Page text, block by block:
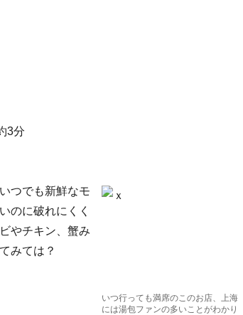
3分
いつ行っても満席のこのお店、上海
には湯包ファンの多いことがわかり
つでも新鮮なモ
のに破れにくく
やチキン、蟹み
みては？